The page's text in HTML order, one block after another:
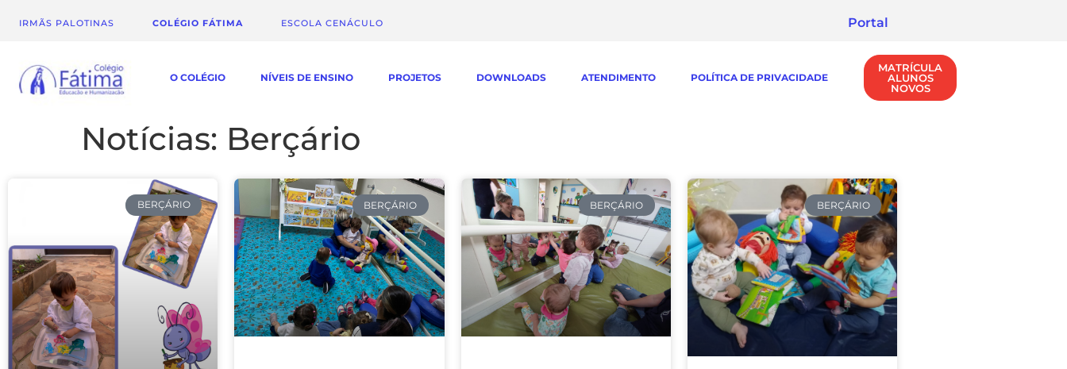
IRMÃS PALOTINAS COLÉGIO FÁTIMA ESCOLA CENÁCULO Portal
O COLÉGIO NÍVEIS DE ENSINO PROJETOS DOWNLOADS ATENDIMENTO POLÍTICA DE PRIVACIDADE
MATRÍCULA
ALUNOS
NOVOS
Notícias: Berçário
BERÇÁRIO BERÇÁRIO BERÇÁRIO BERÇÁRIO